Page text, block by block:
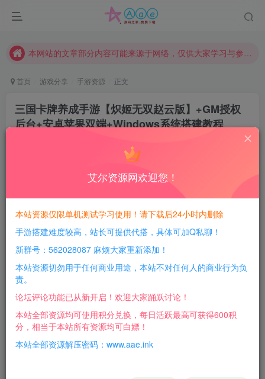
现在赞助会员享受专属折扣，详情点击此条公告。
本网站的文章部分内容可能来源于网络，仅供大家学习与参考，如有侵权，请联系站长QQ466107887进行删除处理。
首页 游戏分享 手游资源 正文
三国卡牌养成手游【炽姬无双赵云版】+GM授权
后台+安卓苹果双端+Windows系统搭建教程
每日活跃最高可获得600积分！所有资源可以使用
积分免费兑换！
游戏介绍：
提示当前服务器火爆，建议去其他服务器或者耐心等
待，
检查8123端口是否起来了，或者控制台看看所有的服务
是不是显示绿色
艾尔资源网欢迎您！
本站资源仅限单机测试学习使用！请下载后24小时内删除
手游搭建难度较高，站长可提供代搭，具体可加Q私聊！
新群号：562028087 麻烦大家重新添加！
本站资源切勿用于任何商业用途，本站不对任何人的商业行为负
责。
论坛评论功能已从新开启！欢迎大家踊跃讨论！
本站全部资源均可使用积分兑换，每日活跃最高可获得600积
分，相当于本站所有资源均可白嫖！
本站全部资源解压密码：www.aae.ink